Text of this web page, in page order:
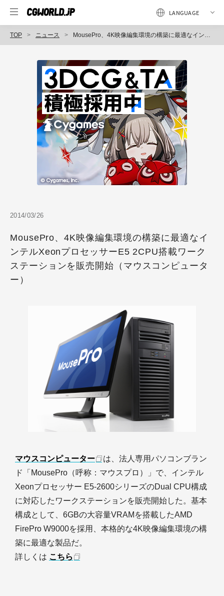
TOP ニュース MousePro、4K映像編集環境の構築に最適なインテルXeonプロセッサーE5 2CPU搭載ワークステーションを販売開始（マウスコンピューター）
2014/03/26
MousePro、4K映像編集環境の構築に最適なイ
ンテルXeonプロセッサーE5 2CPU搭載ワーク
ステーションを販売開始（マウスコンピュータ
ー）
マウスコンピューター
は、法人専用パソコンブラン
ド「MousePro（呼称：マウスプロ）」で、インテル
Xeonプロセッサー E5-2600シリーズのDual CPU構成
に対応したワークステーションを販売開始した。基本
構成として、6GBの大容量VRAMを搭載したAMD
FirePro W9000を採用、本格的な4K映像編集環境の構
築に最適な製品だ。
詳しくは こちら